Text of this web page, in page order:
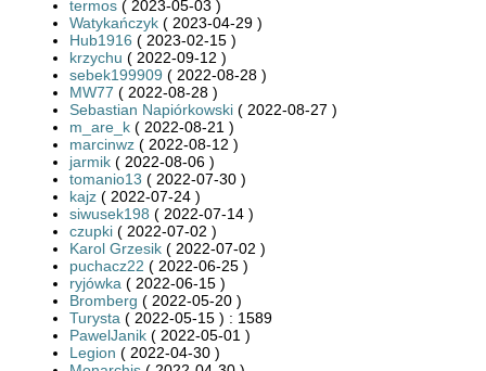
termos ( 2023-05-03 )
Watykańczyk ( 2023-04-29 )
Hub1916 ( 2023-02-15 )
krzychu ( 2022-09-12 )
sebek199909 ( 2022-08-28 )
MW77 ( 2022-08-28 )
Sebastian Napiórkowski ( 2022-08-27 )
m_are_k ( 2022-08-21 )
marcinwz ( 2022-08-12 )
jarmik ( 2022-08-06 )
tomanio13 ( 2022-07-30 )
kajz ( 2022-07-24 )
siwusek198 ( 2022-07-14 )
czupki ( 2022-07-02 )
Karol Grzesik ( 2022-07-02 )
puchacz22 ( 2022-06-25 )
ryjówka ( 2022-06-15 )
Bromberg ( 2022-05-20 )
Turysta ( 2022-05-15 ) : 1589
PawelJanik ( 2022-05-01 )
Legion ( 2022-04-30 )